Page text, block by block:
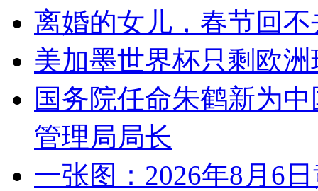
离婚的女儿，春节回
美加墨世界杯只剩欧
国务院任命朱鹤新为
管理局局长
一张图：2026年8月6